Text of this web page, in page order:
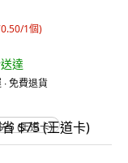
1個)
達
∙ 免費退貨
(王道卡)